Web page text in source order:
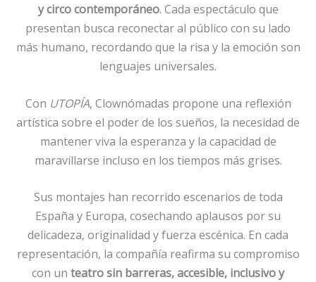
y circo contemporáneo. Cada espectáculo que
presentan busca reconectar al público con su lado
más humano, recordando que la risa y la emoción son
lenguajes universales.
Con UTOPÍA, Clownómadas propone una reflexión
artística sobre el poder de los sueños, la necesidad de
mantener viva la esperanza y la capacidad de
maravillarse incluso en los tiempos más grises.
Sus montajes han recorrido escenarios de toda
España y Europa, cosechando aplausos por su
delicadeza, originalidad y fuerza escénica. En cada
representación, la compañía reafirma su compromiso
con un teatro sin barreras, accesible, inclusivo y